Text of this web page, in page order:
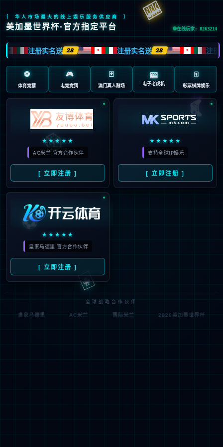
抱歉，页面无法访问...
可能原因：网址有错误 >请检查地址是否完整或存在多余字
网址已失效 >可能页面已删除，活动已下线等
返回首页